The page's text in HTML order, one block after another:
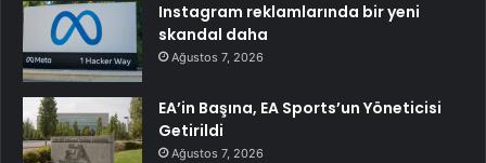
Instagram reklamlarında bir yeni
skandal daha
Ağustos 7, 2026
EA’in Başına, EA Sports’un Yöneticisi
Getirildi
Ağustos 7, 2026